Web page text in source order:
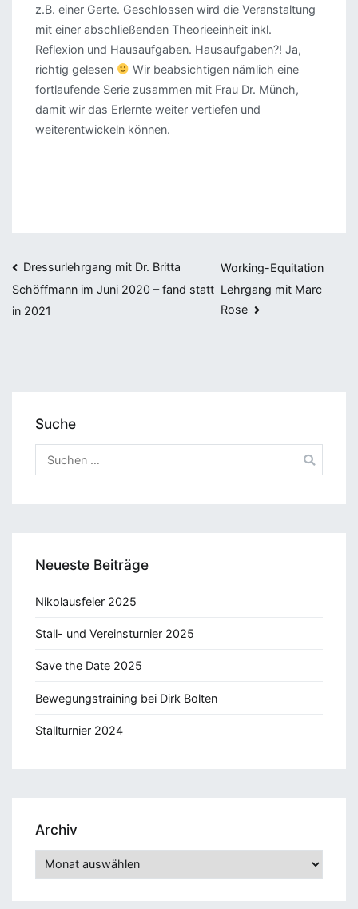
z.B. einer Gerte. Geschlossen wird die Veranstaltung
mit einer abschließenden Theorieeinheit inkl.
Reflexion und Hausaufgaben. Hausaufgaben?! Ja,
richtig gelesen
Wir beabsichtigen nämlich eine
fortlaufende Serie zusammen mit Frau Dr. Münch,
damit wir das Erlernte weiter vertiefen und
weiterentwickeln können.
Beitragsnavigation
Dressurlehrgang mit Dr. Britta
Schöffmann im Juni 2020 – fand statt
in 2021
Working-Equitation
Lehrgang mit Marc
Rose
Suche
Suchen
nach:
Neueste Beiträge
Nikolausfeier 2025
Stall- und Vereinsturnier 2025
Save the Date 2025
Bewegungstraining bei Dirk Bolten
Stallturnier 2024
Archiv
Archiv